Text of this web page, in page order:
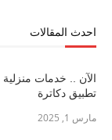
احدث المقالات
الآن .. خدمات
تطبيق دكاترة
مارس 1, 2025